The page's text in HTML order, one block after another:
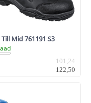
Mid 761191 S3
101,24
122,50